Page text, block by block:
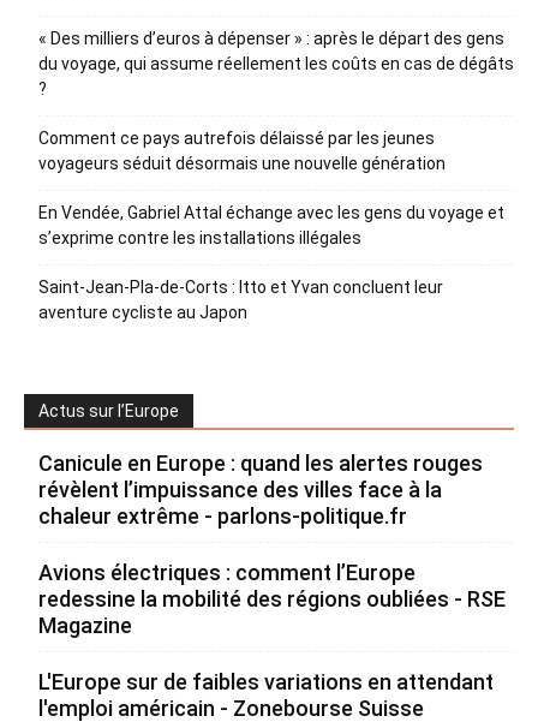
« Des milliers d’euros à dépenser » : après le départ des gens
du voyage, qui assume réellement les coûts en cas de dégâts
?
Comment ce pays autrefois délaissé par les jeunes
voyageurs séduit désormais une nouvelle génération
En Vendée, Gabriel Attal échange avec les gens du voyage et
s’exprime contre les installations illégales
Saint-Jean-Pla-de-Corts : Itto et Yvan concluent leur
aventure cycliste au Japon
Actus sur l’Europe
Canicule en Europe : quand les alertes rouges
révèlent l’impuissance des villes face à la
chaleur extrême - parlons-politique.fr
Avions électriques : comment l’Europe
redessine la mobilité des régions oubliées - RSE
Magazine
L'Europe sur de faibles variations en attendant
l'emploi américain - Zonebourse Suisse